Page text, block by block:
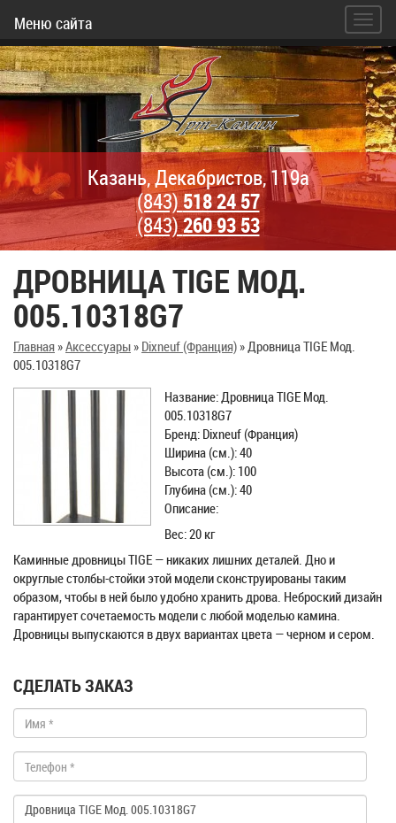
Меню сайта
Казань, Декабристов, 119а
(843)518 24 57
(843)260 93 53
ДРОВНИЦА TIGE МОД.
005.10318G7
Главная»Аксессуары» Dixneuf (Франция)»Дровница TIGE Мод.
005.10318G7
Название: Дровница TIGE Мод.
005.10318G7
Бренд: Dixneuf (Франция)
Ширина (см.): 40
Высота (см.): 100
Глубина (см.): 40
Описание:
Вес: 20 кг
Каминные дровницы TIGE — никаких лишних деталей. Дно и
округлые столбы-стойки этой модели сконструированы таким
образом, чтобы в ней было удобно хранить дрова. Неброский дизайн
гарантирует сочетаемость модели с любой моделью камина.
Дровницы выпускаются в двух вариантах цвета — черном и сером.
СДЕЛАТЬ ЗАКАЗ